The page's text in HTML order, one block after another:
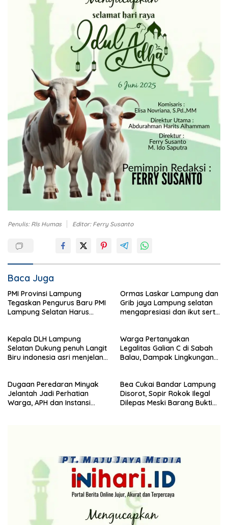
Penulis: Rls Humas Editor: Ferry Susanto
Baca Juga
PMI Provinsi Lampung
Tegaskan Pengurus Baru PMI
Lampung Selatan Harus
Ormas Laskar Lampung dan
Grib jaya Lampung selatan
mengapresiasi dan ikut serta
(dewan pimpinan cabang)
Partai Demokrat Lampung
Selatan gelar aksi bersih-
Kepala DLH Lampung
Selatan Dukung penuh Langit
Biru indonesia asri menjelang
Warga Pertanyakan
Legalitas Galian C di Sabah
Balau, Dampak Lingkungan
Dugaan Peredaran Minyak
Jelantah Jadi Perhatian
Warga, APH dan Instansi
Bea Cukai Bandar Lampung
Disorot, Sopir Rokok Ilegal
Dilepas Meski Barang Bukti